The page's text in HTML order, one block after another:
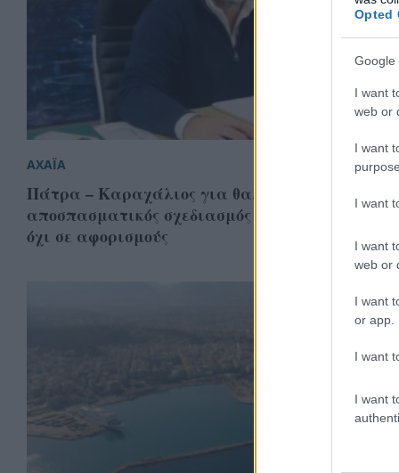
Opted
Google
I want
web or
I want
I want
I want
web or
I want
or app.
I want
I want
ΑΧΑΪΑ
Πάτρα – Καραχάλιος για θαλάσσιο μέτωπο: Ο
αποσπασματικός σχεδιασμός και οι επιπτώσεις
όχι σε αφορισμούς